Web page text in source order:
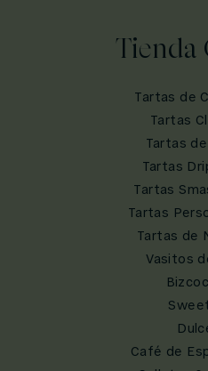
Tienda
Tartas de
Tartas
Tartas
Tartas
Tartas
Tartas
Tartas de
Vasitos
Café de